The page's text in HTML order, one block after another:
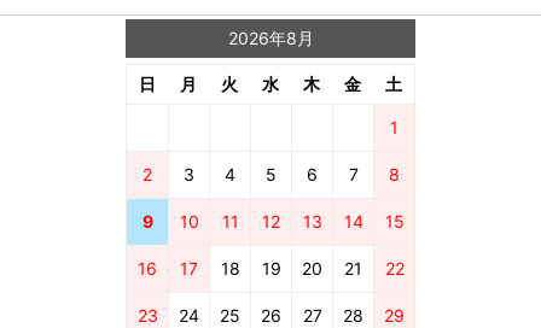
2026年8月
日 月 火 水 木 金 土
1
2 3 4 5 6 7 8
9 10 11 12 13 14 15
16 17 18 19 20 21 22
23 24 25 26 27 28 29